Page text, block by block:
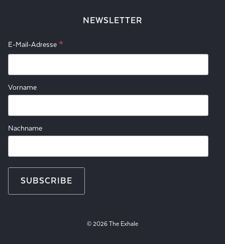
NEWSLETTER
E-Mail-Adresse *
Vorname
Nachname
© 2026 The Exhale